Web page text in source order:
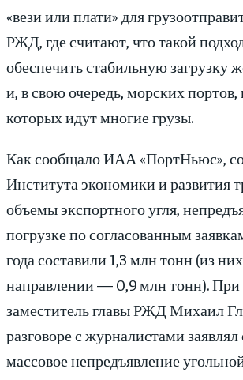
«вези или плати» для
РЖД, где считают, что такой
обеспечить стабильную загрузку
и, в свою очередь, морских
которых идут многие грузы.
Как сообщало ИАА «ПортНьюс»,
Института экономики и развития
объемы экспортного угля,
погрузке по согласованным
года составили 1,3 млн тонн (из
направлении — 0,9 млн тонн). При
заместитель главы РЖД Михаил
разговоре с журналистами
массовое непредъявление